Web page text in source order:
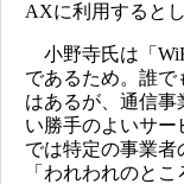
AXに利用するとし
小野寺氏は「
であるため。誰で
はあるが、通信事
い勝手のよいサ
では特定の事業者
「われわれのと